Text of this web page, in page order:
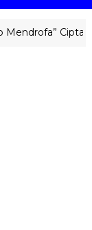
Ciptaan